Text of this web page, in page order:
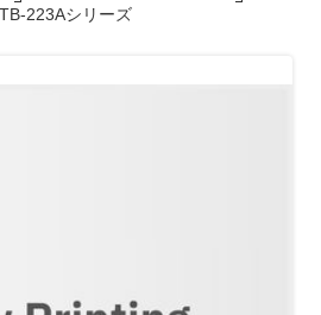
223Aシリーズ